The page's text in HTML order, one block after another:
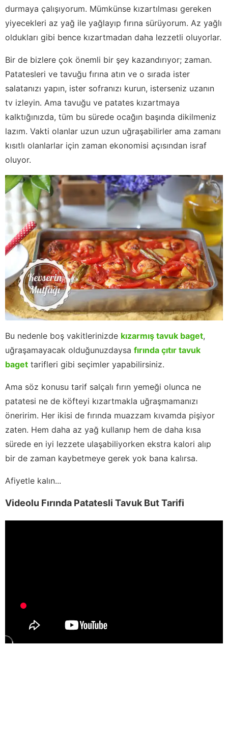
durmaya çalışıyorum. Mümkünse kızartılması gereken
yiyecekleri az yağ ile yağlayıp fırına sürüyorum. Az yağlı
oldukları gibi bence kızartmadan daha lezzetli oluyorlar.
Bir de bizlere çok önemli bir şey kazandırıyor; zaman.
Patatesleri ve tavuğu fırına atın ve o sırada ister
salatanızı yapın, ister sofranızı kurun, isterseniz uzanın
tv izleyin. Ama tavuğu ve patates kızartmaya
kalktığınızda, tüm bu sürede ocağın başında dikilmeniz
lazım. Vakti olanlar uzun uzun uğraşabilirler ama zamanı
kısıtlı olanlarlar için zaman ekonomisi açısından israf
oluyor.
Bu nedenle boş vakitlerinizde kızarmış tavuk baget,
uğraşamayacak olduğunuzdaysa fırında çıtır tavuk
baget tarifleri gibi seçimler yapabilirsiniz.
Ama söz konusu tarif salçalı fırın yemeği olunca ne
patatesi ne de köfteyi kızartmakla uğraşmamanızı
öneririm. Her ikisi de fırında muazzam kıvamda pişiyor
zaten. Hem daha az yağ kullanıp hem de daha kısa
sürede en iyi lezzete ulaşabiliyorken ekstra kalori alıp
bir de zaman kaybetmeye gerek yok bana kalırsa.
Afiyetle kalın...
Videolu Fırında Patatesli Tavuk But Tarifi